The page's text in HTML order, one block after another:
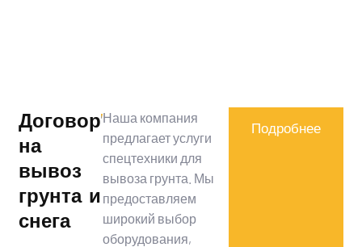
Договор
на
вывоз
грунта и
снега
Наша компания
предлагает услуги
спецтехники для
вывоза грунта. Мы
предоставляем
широкий выбор
оборудования,
Подробнее